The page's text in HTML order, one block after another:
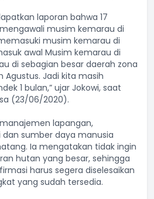
laporan bahwa 17
musim kemarau di
musim kemarau di
awal Musim kemarau di
di sebagian besar daerah zona
Agustus. Jadi kita masih
1 bulan,” ujar Jokowi, saat
(23/06/2020).
lapangan,
sumber daya manusia
Ia mengatakan tidak ingin
hutan yang besar, sehingga
harus segera diselesaikan
yang sudah tersedia.